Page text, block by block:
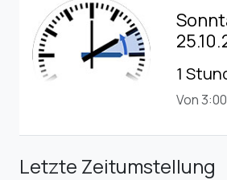
1
Von
Letzte Zeitumstellung